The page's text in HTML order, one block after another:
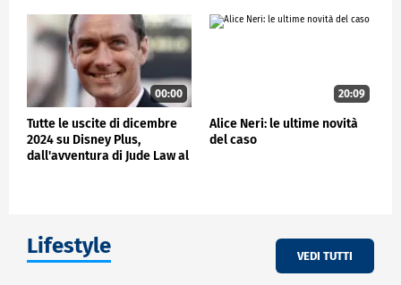
00:00
Tutte le uscite di dicembre
2024 su Disney Plus,
dall'avventura di Jude Law al
20:09
Alice Neri: le ultime novità
del caso
Lifestyle VEDI TUTTI